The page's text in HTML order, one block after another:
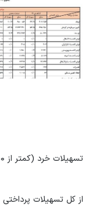
تسهیلات خرد (کمتر از ۳۰۰۰ میلیون ریال)